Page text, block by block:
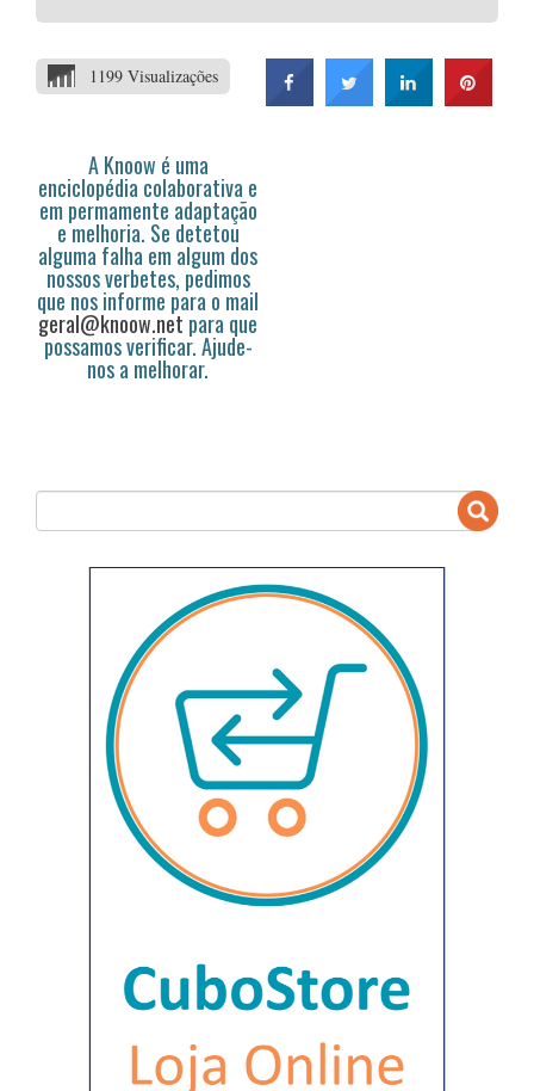
1199 Visualizações
A Knoow é uma
enciclopédia colaborativa e
em permamente adaptação
e melhoria. Se detetou
alguma falha em algum dos
nossos verbetes, pedimos
que nos informe para o mail
geral@knoow.net para que
possamos verificar. Ajude-
nos a melhorar.